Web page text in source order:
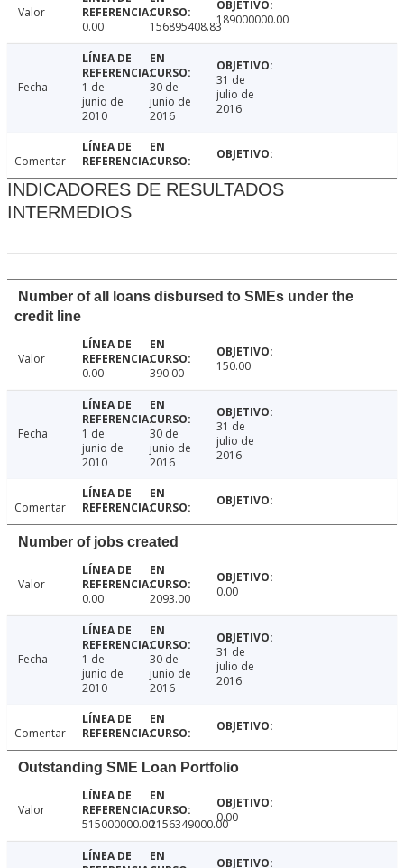
Valor
0.00
156895408.83189000000.00
Fecha
1 de
junio de
2010
30 de
junio de
2016
31 de
julio de
2016
Comentar
INDICADORES DE RESULTADOS
INTERMEDIOS
Number of all loans disbursed to SMEs under the
credit line
Valor
0.00
390.00 150.00
Fecha
1 de
junio de
2010
30 de
junio de
2016
31 de
julio de
2016
Comentar
Number of jobs created
Valor
0.00
2093.00 0.00
Fecha
1 de
junio de
2010
30 de
junio de
2016
31 de
julio de
2016
Comentar
Outstanding SME Loan Portfolio
Valor
515000000.002156349000.000.00